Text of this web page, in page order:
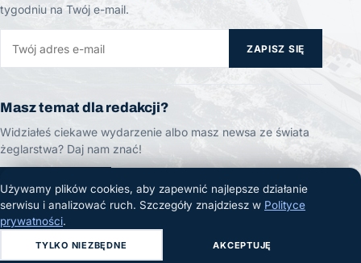
tygodniu na Twój e-mail.
ZAPISZ SIĘ
Masz temat dla redakcji?
Widziałeś ciekawe wydarzenie albo masz newsa ze świata
żeglarstwa? Daj nam znać!
ZGŁOŚ TEMAT
© 2026 Żeglarski.info. Wszelkie prawa zastrzeżone.
Używamy plików cookies, aby zapewnić najlepsze działanie
serwisu i analizować ruch. Szczegóły znajdziesz w Polityce
prywatności.
TYLKO NIEZBĘDNE AKCEPTUJĘ